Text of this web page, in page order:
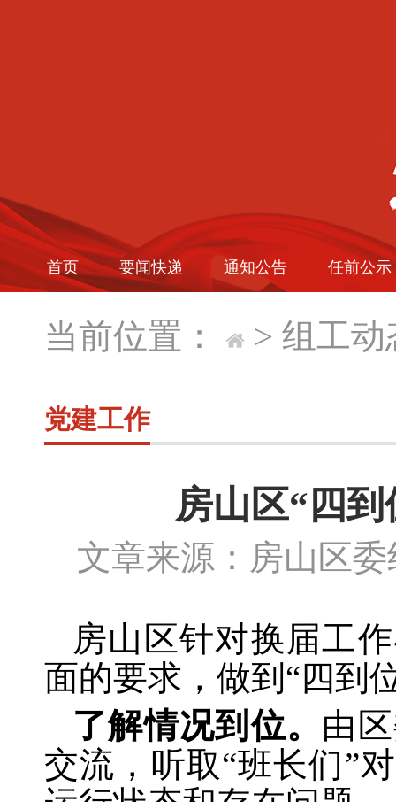
首页 要闻快递 通知公告 任前公示
当前位置： > 组工动
党建工作
房山区“四
文章来源：房山
房山区针对换届工
面的要求，做到“四到
了解情况到位。 由
交流，听取“班长们”